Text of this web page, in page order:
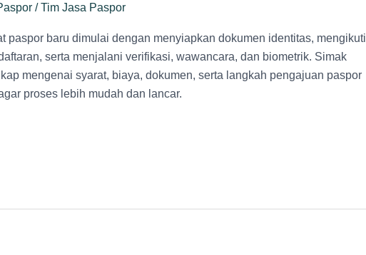
/Tim Jasa Paspor
paspor baru dimulai dengan menyiapkan dokumen identitas, mengikuti
serta menjalani verifikasi, wawancara, dan biometrik. Simak
mengenai syarat, biaya, dokumen, serta langkah pengajuan paspor
proses lebih mudah dan lancar.